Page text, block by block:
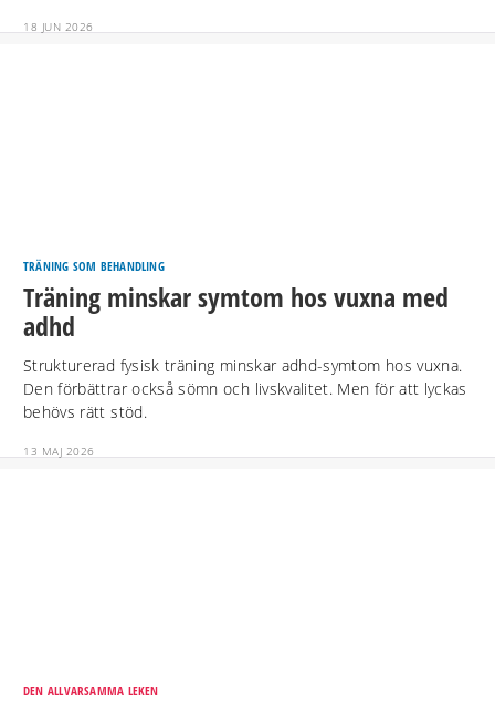
18 JUN 2026
TRÄNING SOM BEHANDLING
Träning minskar symtom hos vuxna med
adhd
Strukturerad fysisk träning minskar adhd-symtom hos vuxna.
Den förbättrar också sömn och livskvalitet. Men för att lyckas
behövs rätt stöd.
13 MAJ 2026
DEN ALLVARSAMMA LEKEN